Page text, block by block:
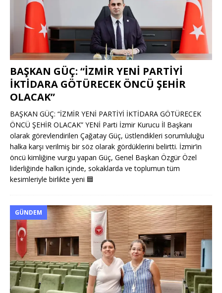
BAŞKAN GÜÇ: “İZMİR YENİ PARTİYİ
İKTİDARA GÖTÜRECEK ÖNCÜ ŞEHİR
OLACAK”
BAŞKAN GÜÇ: “İZMİR YENİ PARTİYİ İKTİDARA GÖTÜRECEK
ÖNCÜ ŞEHİR OLACAK” YENİ Parti İzmir Kurucu İl Başkanı
olarak görevlendirilen Çağatay Güç, üstlendikleri sorumluluğu
halka karşı verilmiş bir söz olarak gördüklerini belirtti. İzmir’in
öncü kimliğine vurgu yapan Güç, Genel Başkan Özgür Özel
liderliğinde halkın içinde, sokaklarda ve toplumun tüm
kesimleriyle birlikte yeni 🟦
GÜNDEM